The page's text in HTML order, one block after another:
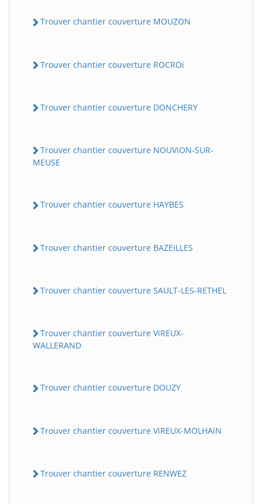
Trouver chantier couverture MOUZON
Trouver chantier couverture ROCROi
Trouver chantier couverture DONCHERY
Trouver chantier couverture NOUViON-SUR-
MEUSE
Trouver chantier couverture HAYBES
Trouver chantier couverture BAZEiLLES
Trouver chantier couverture SAULT-LES-RETHEL
Trouver chantier couverture ViREUX-
WALLERAND
Trouver chantier couverture DOUZY
Trouver chantier couverture ViREUX-MOLHAiN
Trouver chantier couverture RENWEZ